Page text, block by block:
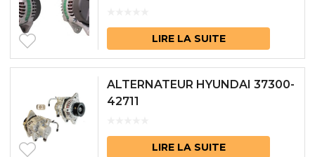
LIRE LA SUITE
ALTERNATEUR HYUNDAI 37300-
42711
LIRE LA SUITE